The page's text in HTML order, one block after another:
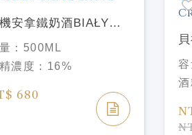
安拿鐵奶酒BIAŁY
Caffe Latte
： 500ML
濃度： 16%
680
容
酒